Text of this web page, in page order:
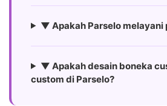
▼ Apakah Parselo melayani
▼ Apakah desain boneka
custom di Parselo?